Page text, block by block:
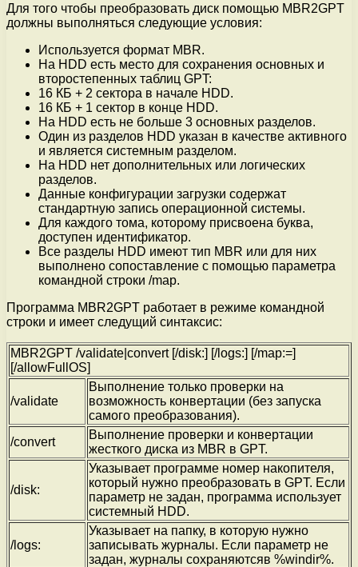
Для того чтобы преобразовать диск помощью MBR2GPT
должны выполняться следующие условия:
Используется формат MBR.
На HDD есть место для сохранения основных и
второстепенных таблиц GPT:
16 КБ + 2 сектора в начале HDD.
16 КБ + 1 сектор в конце HDD.
На HDD есть не больше 3 основных разделов.
Один из разделов HDD указан в качестве активного
и является системным разделом.
На HDD нет дополнительных или логических
разделов.
Данные конфигурации загрузки содержат
стандартную запись операционной системы.
Для каждого тома, которому присвоена буква,
доступен идентификатор.
Все разделы HDD имеют тип MBR или для них
выполнено сопоставление с помощью параметра
командной строки /map.
Программа MBR2GPT работает в режиме командной
строки и имеет следущий синтаксис:
MBR2GPT /validate|convert [/disk:] [/logs:] [/map:=]
[/allowFullOS]
/validate
Выполнение только проверки на
возможность конвертации (без запуска
самого преобразования).
/convert
Выполнение проверки и конвертации
жесткого диска из MBR в GPT.
/disk:
Указывает программе номер накопителя,
который нужно преобразовать в GPT. Если
параметр не задан, программа использует
системный HDD.
/logs:
Указывает на папку, в которую нужно
записывать журналы. Если параметр не
задан, журналы сохраняютсяв %windir%.